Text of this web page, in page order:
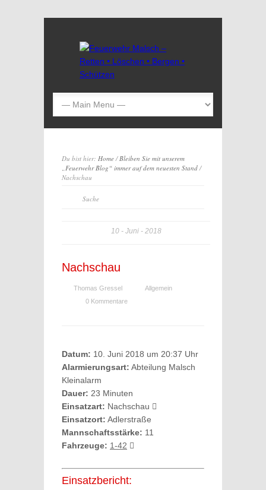
Du bist hier: Home/Bleiben Sie mit unserem
„Feuerwehr Blog“ immer auf dem neuesten Stand/
Nachschau
10 Juni 2018
Nachschau
Thomas Gressel
Allgemein
0 Kommentare
Datum: 10. Juni 2018 um 20:37 Uhr
Alarmierungsart: Abteilung Malsch
Kleinalarm
Dauer: 23 Minuten
Einsatzart: Nachschau
Einsatzort: Adlerstraße
Mannschaftsstärke: 11
Fahrzeuge: 1-42
Einsatzbericht: